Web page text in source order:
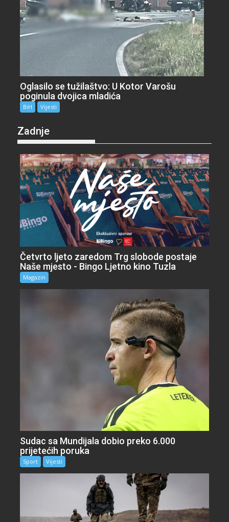
Oglasilo se tužilaštvo: U Kotor Varošu
poginula dvojica mladića
BiH Vijesti
Zadnje
Četvrto ljeto zaredom Trg slobode postaje
Naše mjesto - Bingo Ljetno kino Tuzla
Magazin
Sudac sa Mundijala dobio preko 6.000
prijetećih poruka
Sport Vijesti